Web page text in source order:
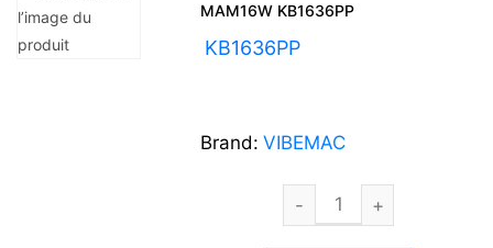
MAM16W KB1636PP
KB1636PP
Brand: VIBEMAC